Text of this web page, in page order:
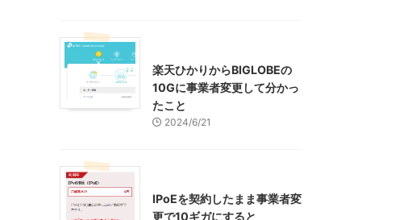
楽天ひかりからBIGLOBEの
10Gに事業者変更して分かっ
たこと
2024/6/21
IPoEを契約したまま事業者変
更で10ギガにすると